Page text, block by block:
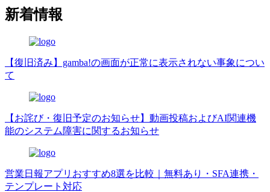
新着情報
【復旧済み】gamba!の画面が正常に表示されない事象につい
て
【お詫び・復旧予定のお知らせ】動画投稿およびAI関連機
能のシステム障害に関するお知らせ
営業日報アプリおすすめ8選を比較｜無料あり・SFA連携・
テンプレート対応